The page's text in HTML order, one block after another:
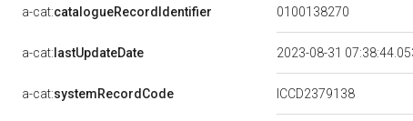
a-cat:catalogueRecordIdentifier 0100138270
a-cat: lastUpdateDate 2023-08-31
a-cat:systemRecordCode ICCD2379138